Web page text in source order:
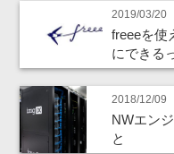
2019/03/20
freeeを使
にできる
2018/12/09
NWエン
と